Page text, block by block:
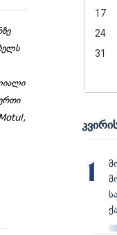
17
24
31
1